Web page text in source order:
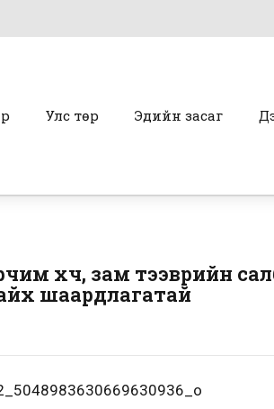
Улс төр Эдийн засаг
хүч, зам тээврийн
шаардлагатай